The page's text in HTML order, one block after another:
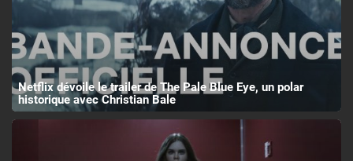
Netflix dévoile le trailer de The Pale Blue Eye, un polar
historique avec Christian Bale